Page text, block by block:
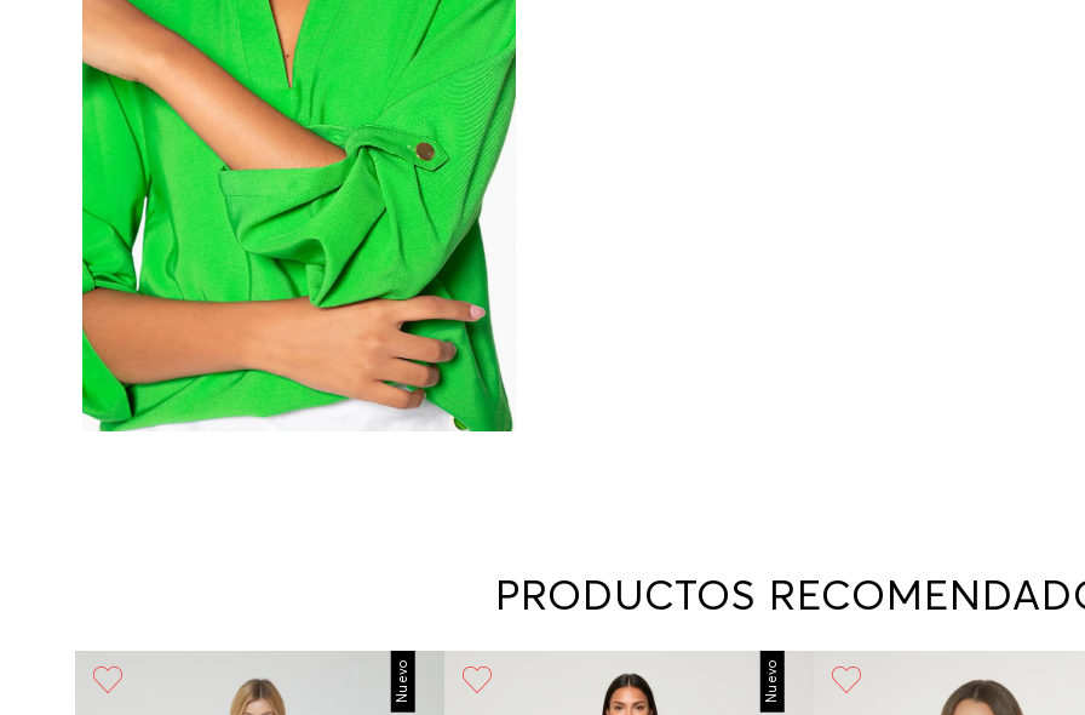
Otros:
En
PRODUCTOS
Nuevo Nuevo